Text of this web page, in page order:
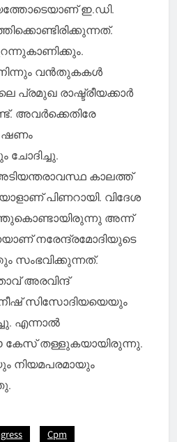
ഇ.ഡി.
വന്‍തുകകള്‍
പ്രമുഖ രാഷ്ട്രീയക്കാര്‍
അവര്‍ക്കെതിരേ
ഷണം
ചോദിച്ചു.
കാലത്ത്
പിണറായി. വിദേശ
അന്ന്
നരേന്ദ്രമോദിയുടെ
സംഭവിക്കുന്നത്.
അരവിന്ദ്
സിസോദിയയെയും
എന്നാല്‍
കേസ് തള്ളുകയായിരുന്നു.
നിയമപരമായും
Cpm